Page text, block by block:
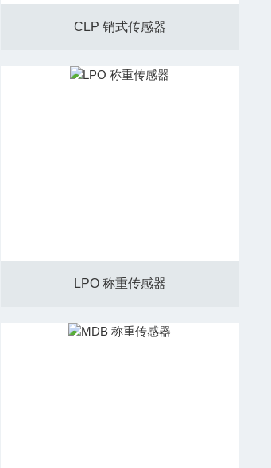
CLP 销式传感器
LPO 称重传感器